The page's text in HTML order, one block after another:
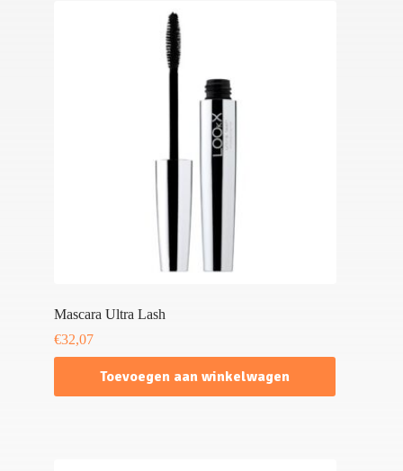
Mascara Ultra Lash
€32,07
Toevoegen aan winkelwagen